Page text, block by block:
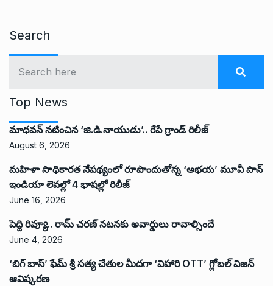
Search
Top News
మాధవన్ నటించిన ‘జి.డి.నాయుడు’.. రేపే గ్రాండ్ రిలీజ్
August 6, 2026
మహిళా సాధికారత నేపథ్యంలో రూపొందుతోన్న ‘అభ‌య‌’ మూవీ పాన్
ఇండియా లెవ‌ల్లో 4 భాష‌ల్లో రిలీజ్
June 16, 2026
పెద్ది రివ్యూ.. రామ్ చరణ్ నటనకు అవార్డులు రావాల్సిందే
June 4, 2026
‘బిగ్ బాస్’ ఫేమ్ శ్రీ సత్య చేతుల మీదగా ‘విహారి OTT’ గ్లోబల్ విజన్
ఆవిష్కరణ